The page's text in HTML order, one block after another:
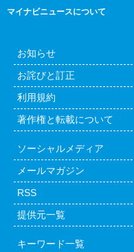
マイナビニュースについて
お知らせ
お詫びと訂正
利用規約
著作権と転載について
ソーシャルメディア
メールマガジン
RSS
提供元一覧
キーワード一覧